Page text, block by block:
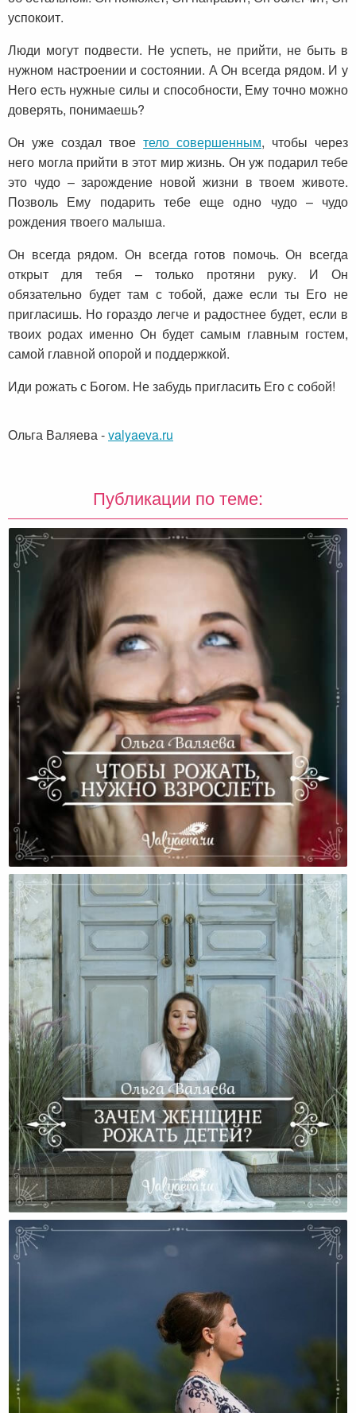
успокоит.
Люди могут подвести. Не успеть, не прийти, не быть в
нужном настроении и состоянии. А Он всегда рядом. И у
Него есть нужные силы и способности, Ему точно можно
доверять, понимаешь?
Он уже создал твое тело совершенным, чтобы через
него могла прийти в этот мир жизнь. Он уж подарил тебе
это чудо – зарождение новой жизни в твоем животе.
Позволь Ему подарить тебе еще одно чудо – чудо
рождения твоего малыша.
Он всегда рядом. Он всегда готов помочь. Он всегда
открыт для тебя – только протяни руку. И Он
обязательно будет там с тобой, даже если ты Его не
пригласишь. Но гораздо легче и радостнее будет, если в
твоих родах именно Он будет самым главным гостем,
самой главной опорой и поддержкой.
Иди рожать с Богом. Не забудь пригласить Его с собой!
Ольга Валяева-valyaeva.ru
Публикации по теме:
Чтобы Рожать, Нужно Взрослеть
Зачем Женщине Рожать Детей?